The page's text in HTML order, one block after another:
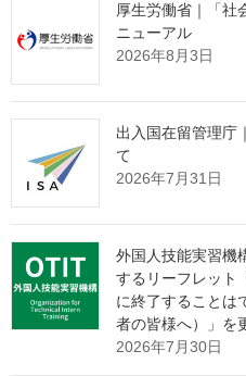
届出状況のポイン
届出が義務化された平成
年増加率は11.7％と前年
外国人を雇用する事業所数
加、届出義務化以降、過去
国籍別では、ベトナムが
数全体の23.6％）、次い
ィリピン260,869人（同
在留資格別では、「専門
厚生労働省｜「社
ニューアル
2026年8月3日
出入国在留管理庁
て
2026年7月31日
外国人技能実習機
するリーフレット
に終了することは
者の皆様へ）」を
2026年7月30日